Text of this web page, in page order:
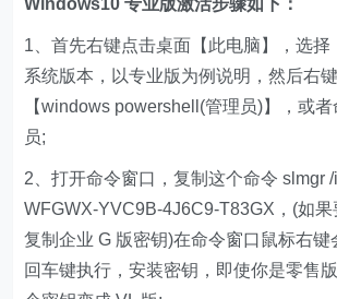
1、首先右键点击桌面【此电脑】，选择
系统版本，以专业版为例说明，然后右
【windows powershell(管理员)】，或
员;
2、打开命令窗口，复制这个命令 slmgr
WFGWX-YVC9B-4J6C9-T83GX，(如果
复制企业 G 版密钥)在命令窗口鼠标右键
回车键执行，安装密钥，即使你是零售